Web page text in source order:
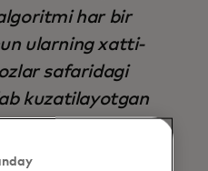
har bir
ularning xatti-
safaridagi
kuzatilayotgan
to'g'ri